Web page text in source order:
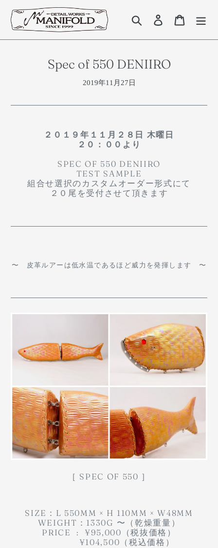
検索 Log in Cart
Spec of 550 DENIIRO
2019年11月27日
２０１９年１１月２８日 木曜日
２０：００より
SPEC OF 550 DENIIRO
TEST SAMPLE
組合せ選択のカスタムオーダー形式にて
２０尾を受付させて頂きます
〜 皮革ルアーは低水温であるほど威力を発揮します 〜
［ SPEC OF 550 ］
SIZE：L 550MM × H 110MM × W48MM
WEIGHT：1330G 〜（乾燥重量）
PRICE : ¥95,000（税抜価格）
¥104,500（税込価格）